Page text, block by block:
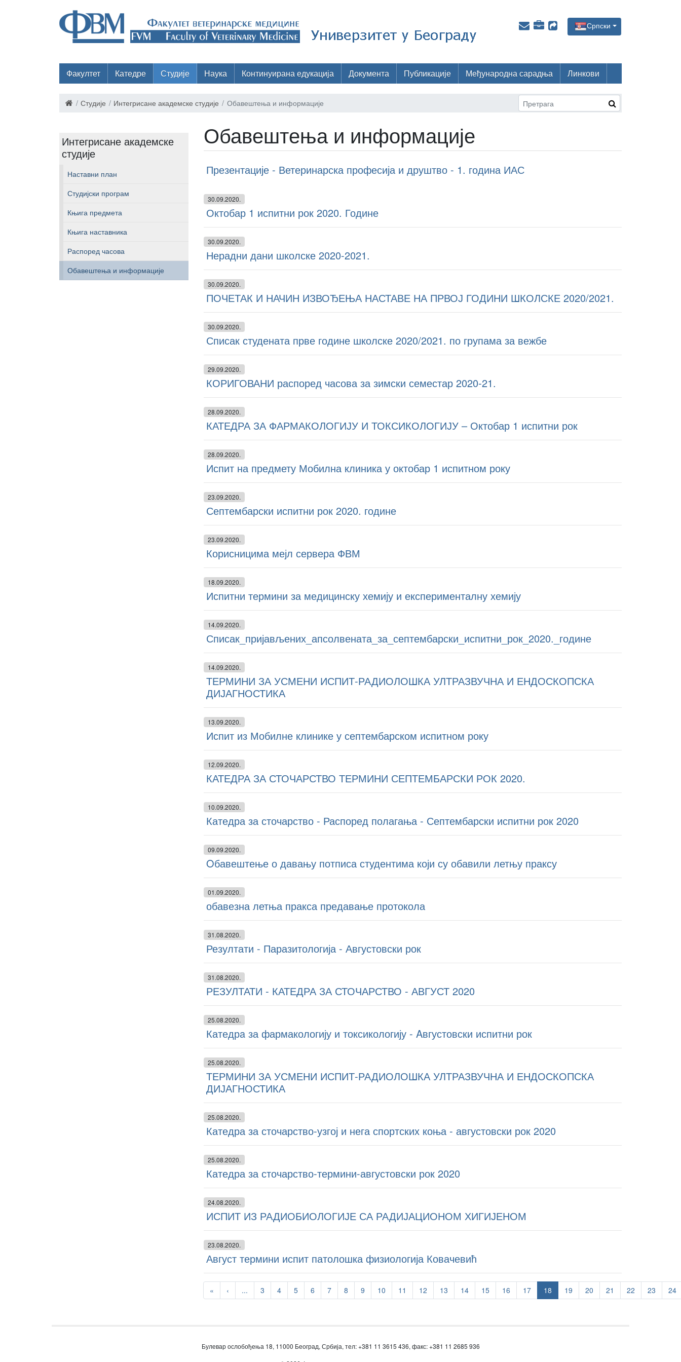
Српски
Факултет Катедре Студије Наука Континуирана едукација Документа Публикације Међународна сарадња Линкови
Студије Интегрисане академске студије Обавештења и информације
Интегрисане академске
студије
Наставни план
Студијски програм
Књига предмета
Књига наставника
Распоред часова
Обавештења и информације
Обавештења и информације
Презентације - Ветеринарска професија и друштво - 1. година ИАС
30.09.2020.
Октобар 1 испитни рок 2020. Године
30.09.2020.
Нерадни дани школске 2020-2021.
30.09.2020.
ПОЧЕТАК И НАЧИН ИЗВОЂЕЊА НАСТАВЕ НА ПРВОЈ ГОДИНИ ШКОЛСКЕ 2020/2021.
30.09.2020.
Списак студената прве године школске 2020/2021. по групама за вежбе
29.09.2020.
КОРИГОВАНИ распоред часова за зимски семестар 2020-21.
28.09.2020.
КАТЕДРА ЗА ФАРМАКОЛОГИЈУ И ТОКСИКОЛОГИЈУ – Октобар 1 испитни рок
28.09.2020.
Испит на предмету Мобилна клиника у октобар 1 испитном року
23.09.2020.
Септембарски испитни рок 2020. године
23.09.2020.
Корисницима мејл сервера ФВМ
18.09.2020.
Испитни термини за медицинску хемију и експерименталну хемију
14.09.2020.
Списак_пријављених_апсолвената_за_септембарски_испитни_рок_2020._године
14.09.2020.
ТЕРМИНИ ЗА УСМЕНИ ИСПИТ-РАДИОЛОШКА УЛТРАЗВУЧНА И ЕНДОСКОПСКА
ДИЈАГНОСТИКА
13.09.2020.
Испит из Мобилне клинике у септембарском испитном року
12.09.2020.
КАТЕДРА ЗА СТОЧАРСТВО ТЕРМИНИ СЕПТЕМБАРСКИ РОК 2020.
10.09.2020.
Катедра за сточарство - Распоред полагања - Септембарски испитни рок 2020
09.09.2020.
Oбавештење о давању потписа студентима који су обавили летњу праксу
01.09.2020.
обавезна летња пракса предавање протокола
31.08.2020.
Резултати - Паразитологија - Августовски рок
31.08.2020.
РЕЗУЛТАТИ - КАТЕДРА ЗА СТОЧАРСТВО - АВГУСТ 2020
25.08.2020.
Катедрa за фармакологију и токсикологију - Aвгустовски испитни рок
25.08.2020.
ТЕРМИНИ ЗА УСМЕНИ ИСПИТ-РАДИОЛОШКА УЛТРАЗВУЧНА И ЕНДОСКОПСКА
ДИЈАГНОСТИКА
25.08.2020.
Катедра за сточарство-узгој и нега спортских коња - августовски рок 2020
25.08.2020.
Катедра за сточарство-термини-августовски рок 2020
24.08.2020.
ИСПИТ ИЗ РАДИОБИОЛОГИЈЕ СА РАДИЈАЦИОНОМ ХИГИЈЕНОМ
23.08.2020.
Август термини испит патолошка физиологија Ковачевић
« ‹ ... 3 4 5 6 7 8 9 10 11 12 13 14 15 16 17 18 19 20 21 22 23 24
Булевар ослобођења 18, 11000 Београд, Србија, тел: +381 11 3615 436, факс: +381 11 2685 936